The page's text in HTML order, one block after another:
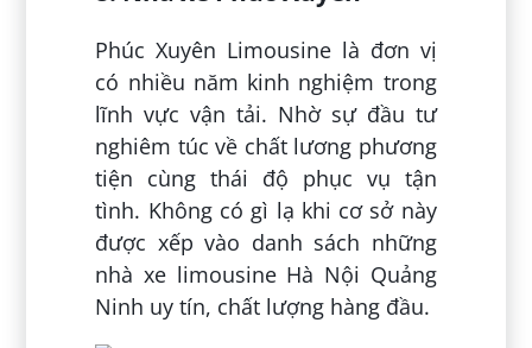
Phúc Xuyên Limousine là đơn vị
có nhiều năm kinh nghiệm trong
lĩnh vực vận tải. Nhờ sự đầu tư
nghiêm túc về chất lương phương
tiện cùng thái độ phục vụ tận
tình. Không có gì lạ khi cơ sở này
được xếp vào danh sách những
nhà xe limousine Hà Nội Quảng
Ninh uy tín, chất lượng hàng đầu.